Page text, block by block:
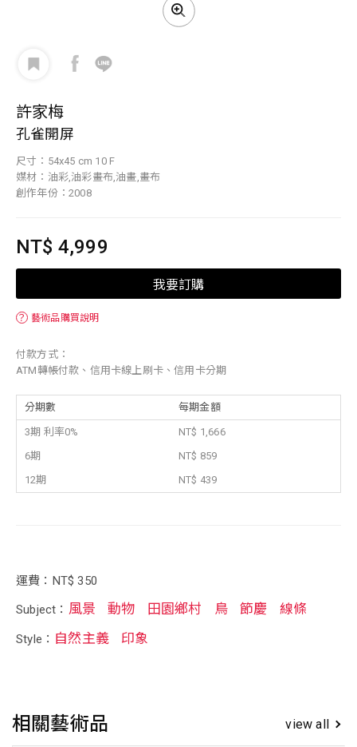
許家梅
孔雀開屏
尺寸：54x45 cm 10 F
媒材：油彩,油彩畫布,油畫,畫布
創作年份：2008
NT$ 4,999
我要訂購
？ 藝術品購買說明
付款方式：
ATM轉帳付款、信用卡線上刷卡、信用卡分期
分期數 每期金額
3期 利率0%
NT$ 1,666
6期
NT$ 859
12期
NT$ 439
運費：NT$ 350
Subject： 風景 動物 田園鄉村 鳥 節慶 線條
Style： 自然主義 印象
相關藝術品 view all